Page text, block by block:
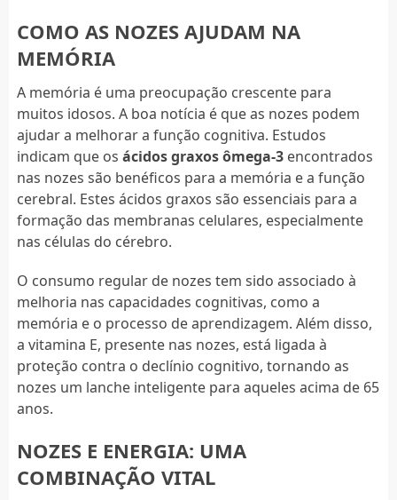
COMO AS NOZES AJUDAM NA
MEMÓRIA
A memória é uma preocupação crescente para
muitos idosos. A boa notícia é que as nozes podem
ajudar a melhorar a função cognitiva. Estudos
indicam que os ácidos graxos ômega-3encontrados
nas nozes são benéficos para a memória e a função
cerebral. Estes ácidos graxos são essenciais para a
formação das membranas celulares, especialmente
nas células do cérebro.
O consumo regular de nozes tem sido associado à
melhoria nas capacidades cognitivas, como a
memória e o processo de aprendizagem. Além disso,
a vitamina E, presente nas nozes, está ligada à
proteção contra o declínio cognitivo, tornando as
nozes um lanche inteligente para aqueles acima de 65
anos.
NOZES E ENERGIA: UMA
COMBINAÇÃO VITAL